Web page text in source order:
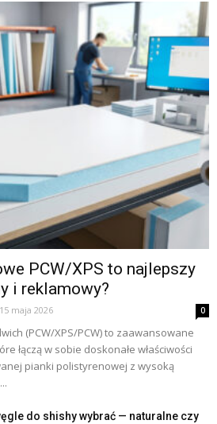
PCW/XPS to najlepszy
i reklamowy?
15 maja 2026 0
(PCW/XPS/PCW) to zaawansowane
łączą w sobie doskonałe właściwości
pianki polistyrenowej z wysoką
do shishy wybrać — naturalne czy